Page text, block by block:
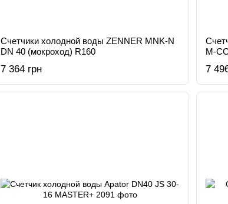
Счетчики холодной воды ZENNER MNK-N
DN 40 (мокроход) R160
7 364 грн
M-
7